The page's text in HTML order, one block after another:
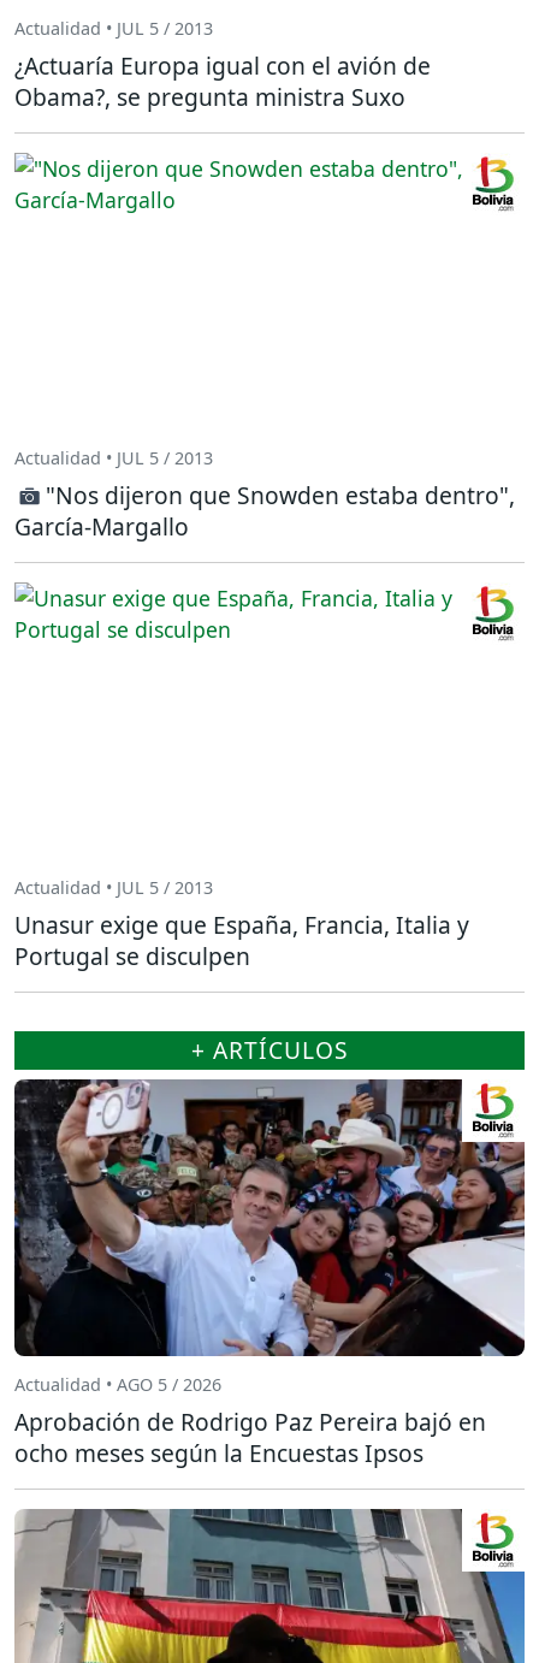
Actualidad • JUL 5 / 2013
¿Actuaría Europa igual con el avión de
Obama?, se pregunta ministra Suxo
Actualidad • JUL 5 / 2013
"Nos dijeron que Snowden estaba dentro",
García-Margallo
Actualidad • JUL 5 / 2013
Unasur exige que España, Francia, Italia y
Portugal se disculpen
+ ARTÍCULOS
Actualidad • AGO 5 / 2026
Aprobación de Rodrigo Paz Pereira bajó en
ocho meses según la Encuestas Ipsos